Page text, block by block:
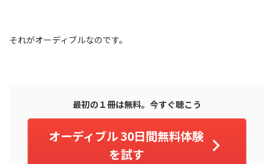
それがオーディブルなのです。
最初の１冊は無料。今すぐ聴こう
オーディブル 30日間無料体験
を試す